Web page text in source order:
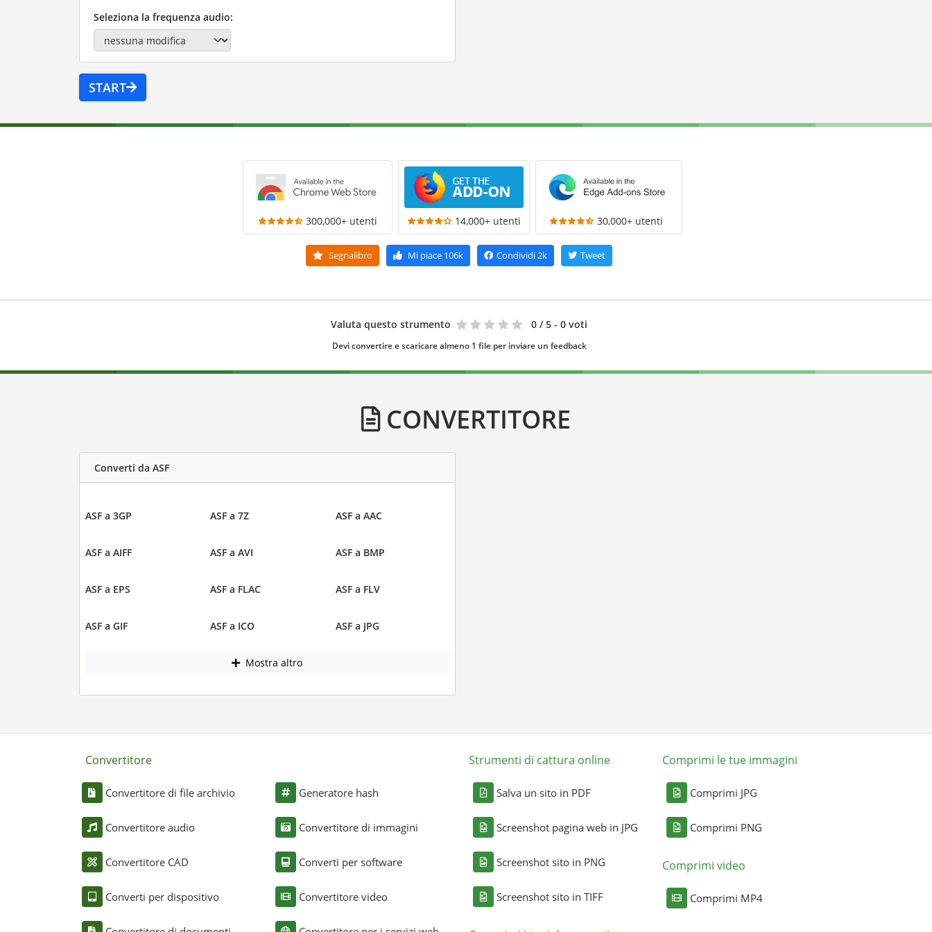
Seleziona la frequenza audio:
START
300,000+ utenti 14,000+ utenti 30,000+ utenti
Segnalibro Mi piace 106k Condividi2k Tweet
Valuta questo strumento 0 / 5 - 0 voti
Devi convertire e scaricare almeno 1 file per inviare un feedback
CONVERTITORE
Converti da ASF
ASF a 3GP ASF a 7Z ASF a AAC
ASF a AIFF ASF a AVI ASF a BMP
ASF a EPS ASF a FLAC ASF a FLV
ASF a GIF ASF a ICO ASF a JPG
Mostra altro
Convertitore
Convertitore di file archivio
Convertitore audio
Convertitore CAD
Converti per dispositivo
Generatore hash
Convertitore di immagini
Converti per software
Convertitore video
Strumenti di cattura online
Salva un sito in PDF
Screenshot pagina web in JPG
Screenshot sito in PNG
Screenshot sito in TIFF
Comprimi le tue immagini
Comprimi JPG
Comprimi PNG
Comprimi video
Comprimi MP4